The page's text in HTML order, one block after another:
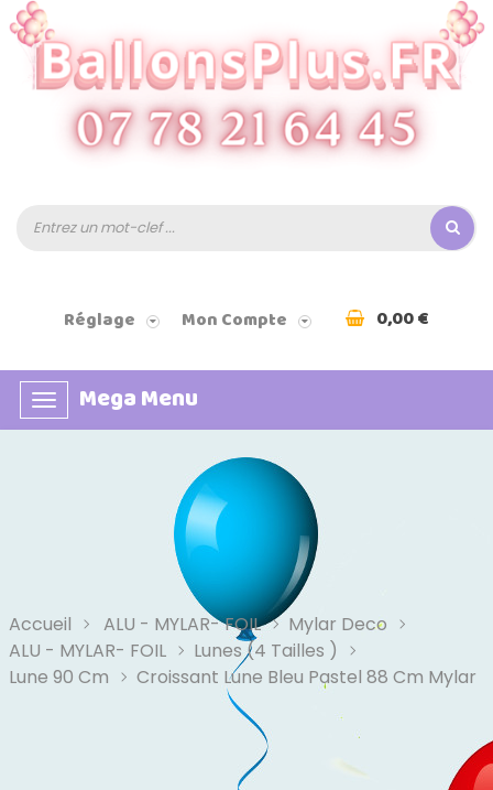
Réglage Mon Compte 0,00 €
Basculer
la
Mega Menu
Accueil ALU - MYLAR- FOIL
Mylar Deco
ALU - MYLAR- FOIL
Lunes (4 Tailles )
Lune 90 Cm
Croissant Lune Bleu Pastel 88 Cm Mylar